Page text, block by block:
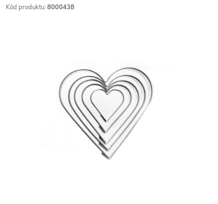
Kód produktu: 8000438